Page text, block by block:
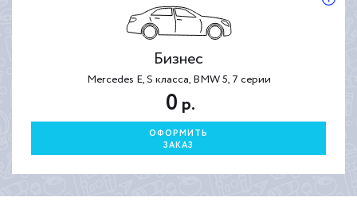
Бизнес
Mercedes E, S класса, BMW 5, 7 серии
0 р.
ОФОРМИТЬ
ЗАКАЗ